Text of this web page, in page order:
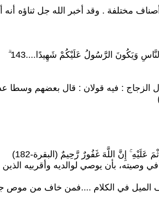
مختلفة . وقد أخبر الله جل ثناؤه
الزجاج : فيه قولان : قال بعضهم وسطا
إِنَّ اللَّهَ غَفُورٌ رَّحِيمٌ (البقرة-182)
وصيته، بأن يوصي لوالديه وأقربيه
في الكلام ....فمن خاف من موص